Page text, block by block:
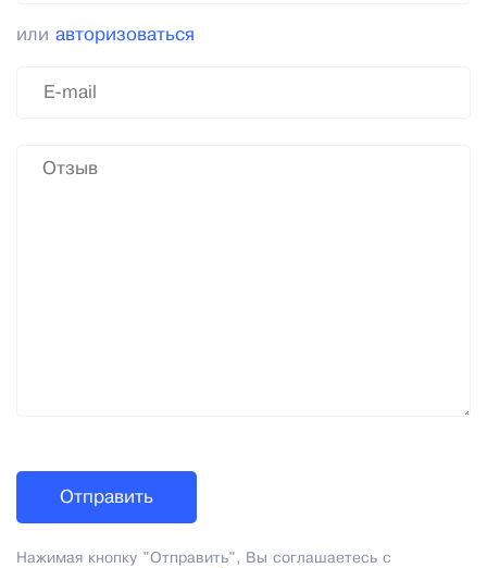
или авторизоваться
Нажимая кнопку "Отправить", Вы соглашаетесь с